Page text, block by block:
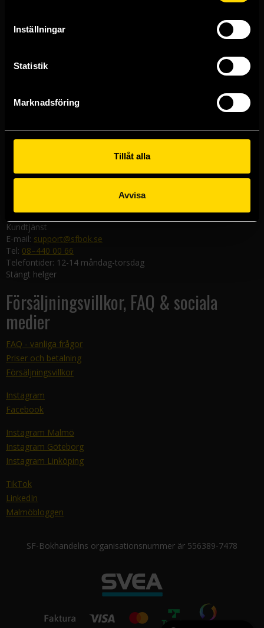
Inställningar
Statistik
Marknadsföring
Tillåt alla
Avvisa
Stockholmsbutiken
111 29 Stockholm
Kungsgatan 19
411 19 Göteborg
Malmöbutiken
Södra Förstadsgatan 26
Linköpingsbutiken
Kundtjänst
E-mail: support@sfbok.se
Tel: 08–440 00 66
Telefontider: 12-14 måndag-torsdag
Stängt helger
Försäljningsvillkor, FAQ & sociala
medier
FAQ - vanliga frågor
Priser och betalning
Försäljningsvillkor
Instagram
Facebook
Instagram Malmö
Instagram Göteborg
Instagram Linköping
TikTok
LinkedIn
Malmöbloggen
SF-Bokhandelns organisationsnummer är 556389-7478